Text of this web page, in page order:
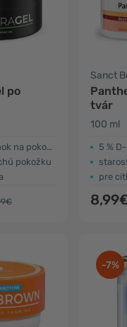
po
na pokožku
pokožku
Sanct
tvár
100 ml
5 %
pre
-7%